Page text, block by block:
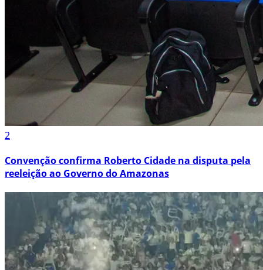
2
Convenção confirma Roberto Cidade na disputa pela
reeleição ao Governo do Amazonas